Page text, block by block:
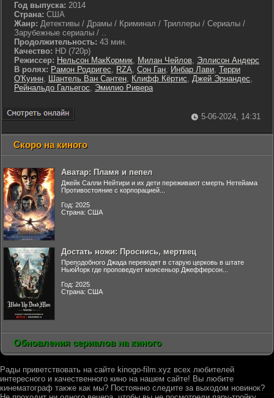
Год выпуска: 2014
Страна: США
Жанр: Детективы / Драмы / Криминал / Триллеры / Сериалы /
Зарубежные сериалы / ..
Продолжительность: 43 мин.
Качество: HD (720p)
Режиссер: Нельсон МакКормик, Милан Чейлов, Эллисон Андерс
В ролях: Рамон Родригес, RZA, Сон Ган, Инбар Лави, Терри
О'Куинн, Шантель Ван Сантен, Клифф Кёртис, Джей Эрнандес,
Рейнальдо Гальегос, Эмилио Ривера
5-06-2024, 14:31
Скоро на киного
Аватар: Пламя и пепел
Джейк Салли Нейтири и их дети переживают смерть Нетейама
Противостояние с корпорацией...
Год: 2025
Страна: США
Достать ножи: Проснись, мертвец
Преподобного Джада переводят в старую церковь в штате
НьюЙорк где проповедует монсеньор Джефферсон...
Год: 2025
Страна: США
Обновления сериалов на киного
Рады приветствовать на сайте kinogo-film.xyz всех любителей
интересного и качественного кино на нашем сайте! Вы любите
кинематограф также как мы? Постоянно следите за выходом новинок?